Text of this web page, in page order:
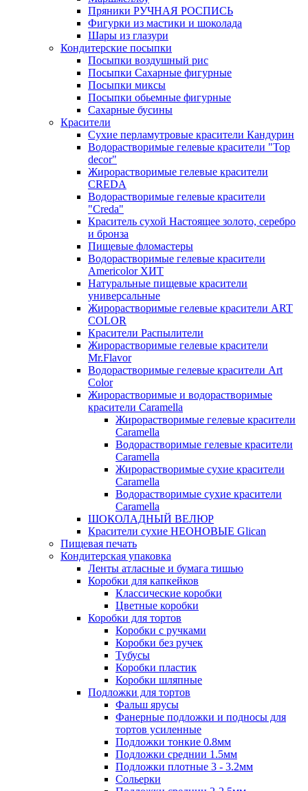
Пряники РУЧНАЯ РОСПИСЬ
Фигурки из мастики и шоколада
Шары из глазури
Кондитерские посыпки
Посыпки воздушный рис
Посыпки Сахарные фигурные
Посыпки миксы
Посыпки обьемные фигурные
Сахарные бусины
Красители
Сухие перламутровые красители Кандурин
Водорастворимые гелевые красители "Top
decor"
Жирорастворимые гелевые красители
CREDA
Водорастворимые гелевые красители
"Creda"
Краситель сухой Настоящее золото, серебро
и бронза
Пищевые фломастеры
Водорастворимые гелевые красители
Americolor ХИТ
Натуральные пищевые красители
универсальные
Жирорастворимые гелевые красители ART
COLOR
Красители Распылители
Жирорастворимые гелевые красители
Mr.Flavor
Водорастворимые гелевые красители Art
Color
Жирорастворимые и водорастворимые
красители Caramella
Жирорастворимые гелевые красители
Caramella
Водорастворимые гелевые красители
Caramella
Жирорастворимые сухие красители
Caramella
Водорастворимые сухие красители
Caramella
ШОКОЛАДНЫЙ ВЕЛЮР
Красители сухие НЕОНОВЫЕ Glican
Пищевая печать
Кондитерская упаковка
Ленты атласные и бумага тишью
Коробки для капкейков
Классические коробки
Цветные коробки
Коробки для тортов
Коробки с ручками
Коробки без ручек
Тубусы
Коробки пластик
Коробки шляпные
Подложки для тортов
Фальш ярусы
Фанерные подложки и подносы для
тортов усиленные
Подложки тонкие 0.8мм
Подложки среднии 1.5мм
Подложки плотные 3 - 3.2мм
Сольерки